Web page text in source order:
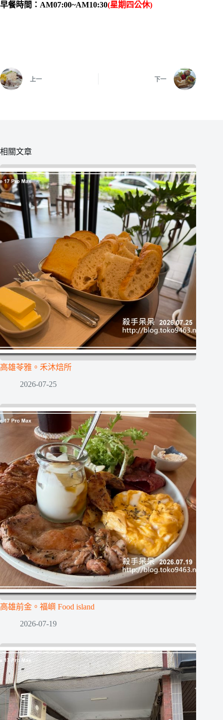
早餐時間：AM07:00~AM10:30(星期四公休)
上一 下一
相關文章
高雄苓雅。禾沐焙所
2026-07-25
高雄前金。福嶼 Food island
2026-07-19